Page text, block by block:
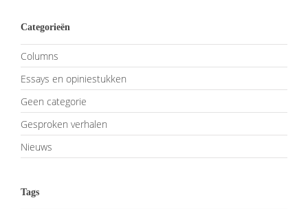
Categorieën
Columns
Essays en opiniestukken
Geen categorie
Gesproken verhalen
Nieuws
Tags